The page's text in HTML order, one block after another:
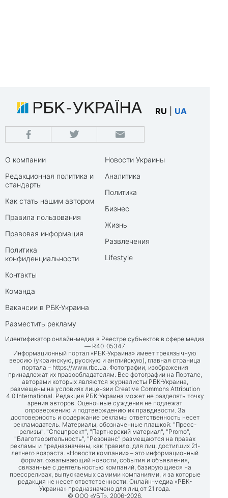
RU UA
О компании
Редакционная политика и
стандарты
Как стать нашим автором
Правила пользования
Правовая информация
Политика
конфиденциальности
Контакты
Команда
Вакансии в РБК-Украина
Разместить рекламу
Новости Украины
Аналитика
Политика
Бизнес
Жизнь
Развлечения
Lifestyle
Идентификатор онлайн-медиа в Реестре субъектов в сфере медиа
— R40-05347
Информационный портал «РБК-Украина» имеет трехязычную
версию (украинскую, русскую и английскую), главная страница
портала – https://www.rbc.ua . Фотографии, изображения
принадлежат их правообладателям. Все фотографии на Портале,
авторами которых являются журналисты РБК-Украина,
размещены на условиях лицензии Creative Commons Attribution
4.0 International. Редакция РБК-Украина может не разделять точку
зрения авторов. Оценочные суждения не подлежат
опровержению и подтверждению их правдивости. За
достоверность и содержание рекламы ответственность несет
рекламодатель. Материалы, обозначенные плашкой: "Пресс-
релизы", "Спецпроект", "Партнерский материал", "Promo",
"Благотворительность", "Резонанс" размещаются на правах
рекламы и предназначены, как правило, для лиц, достигших 21-
летнего возраста. «Новости компании» – это информационный
формат, охватывающий новости, события и объявления,
связанные с деятельностью компаний, базирующиеся на
прессрелизах, выпускаемых самими компаниями, и за которые
редакция не несет ответственности. Онлайн-медиа «РБК-
Украина» предназначено для лиц от 21 года.
© ООО «УБТ», 2006-2026.